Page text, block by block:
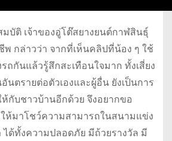
บัติ เจ้าของอู่โต๊สยางยนต์กาฬสินธุ์
กล่าวว่า จากที่เห็นคลิปที่น้อง ๆ ใช้
ถกันแล้วรู้สึกสะเทือนใจมาก ทั้งเสี่ยง
นตรายต่อตัวเองและผู้อื่น ยังเป็นการ
กับชาวบ้านอีกด้วย จึงอยากขอ
ห้มาโชว์ความสามารถในสนามแข่ง
ด้ทั้งความปลอดภัย มีถ้วยรางวัล มี